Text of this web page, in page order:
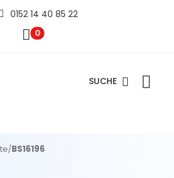
0152 14 40 85 22
0
SUCHE
/BS16196